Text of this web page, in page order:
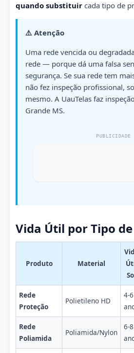
quando substituir cada tipo de
⚠️ Atenção
Uma rede vencida ou
rede — porque dá uma falsa
segurança. Se sua rede tem
não fez inspeção profissional,
mesmo. A UauTelas faz
Grande MS.
PUBLICIDADE
Vida Útil por Tipo
Produto Material
Rede
Proteção
Polietileno HD
4-6
Rede
Poliamida
Poliamida/Nylon
6-8